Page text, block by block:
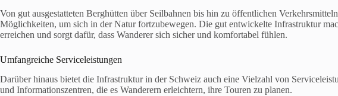
Von gut ausgestatteten Berghütten über Seilbahnen bis hin zu öffentlichen
Möglichkeiten, um sich in der Natur fortzubewegen. Die gut entwickelte Infrastruktur
erreichen und sorgt dafür, dass Wanderer sich sicher und komfortabel fühlen.
Umfangreiche Serviceleistungen
Darüber hinaus bietet die Infrastruktur in der Schweiz auch eine Vielzahl von
und Informationszentren, die es Wanderern erleichtern, ihre Touren zu planen.